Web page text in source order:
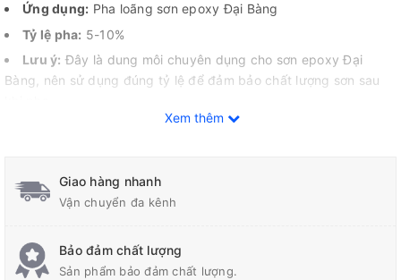
Ứng dụng: Pha loãng sơn epoxy Đại Bàng
Tỷ lệ pha: 5-10%
Lưu ý: Đây là dung môi chuyên dụng cho sơn epoxy Đại
Bàng, nên sử dụng đúng tỷ lệ để đảm bảo chất lượng sơn sau
Ngoài ra, dung môi T2 còn có thể được sử dụng trong một số
Làm sạch bề mặt trước khi sơn.
Pha loãng các loại keo epoxy khác của Đại Bàng.
Xem thêm
Giao hàng nhanh
Vận chuyển đa kênh
Bảo đảm chất lượng
Sản phẩm bảo đảm chất lượng.